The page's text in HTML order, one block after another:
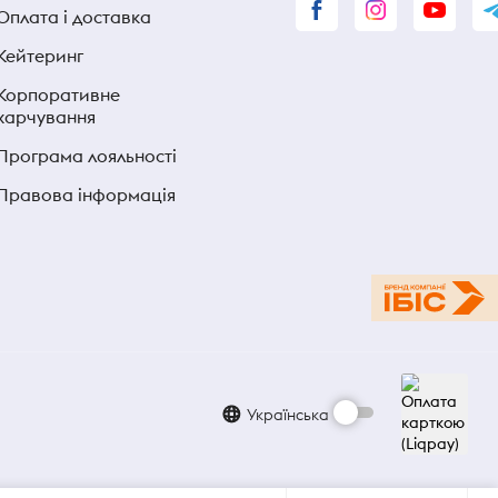
і доставка
лояльності
інформація
Українська